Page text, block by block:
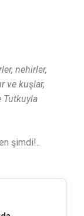
nehirler,
ve kuşlar,
Tutkuyla
şimdi!..